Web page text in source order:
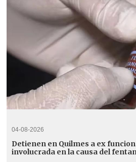
04-08-2026
Detienen en Quilmes a ex
involucrada en la causa del